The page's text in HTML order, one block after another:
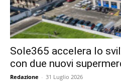
Sole365 accelera lo
con due nuovi
Redazione - 31 Luglio 2026